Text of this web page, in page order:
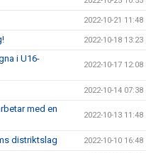
2022-10-21 11:48
2022-10-18 13:23
i U16-
2022-10-17 12:08
2022-10-14 07:38
med en
2022-10-13 11:48
distriktslag 2022-10-10 16:48